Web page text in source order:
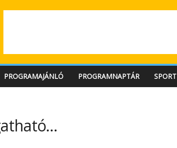
PROGRAMAJÁNLÓ PROGRAMNAPTÁR SPORT